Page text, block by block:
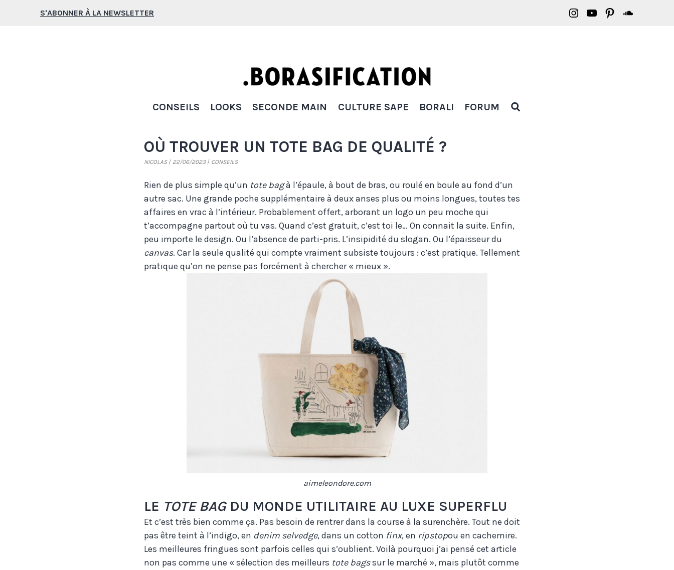
S'ABONNER À LA NEWSLETTER
Borasification
Borasification
Borasification
Borasification
CONSEILS LOOKS SECONDE MAIN CULTURE SAPE BORALI FORUM
OÙ TROUVER UN TOTE BAG DE QUALITÉ ?
NICOLAS 22/06/2023 CONSEILS
Rien de plus simple qu’un tote bagà l’épaule, à bout de bras, ou roulé en boule au fond d’un
autre sac. Une grande poche supplémentaire à deux anses plus ou moins longues, toutes tes
affaires en vrac à l’intérieur. Probablement offert, arborant un logo un peu moche qui
t’accompagne partout où tu vas. Quand c’est gratuit, c’est toi le… On connait la suite. Enfin,
peu importe le design. Ou l’absence de parti-pris. L’insipidité du slogan. Ou l’épaisseur du
canvas. Car la seule qualité qui compte vraiment subsiste toujours : c’est pratique. Tellement
pratique qu’on ne pense pas forcément à chercher « mieux ».
aimeleondore.com
LE TOTE BAGDU MONDE UTILITAIRE AU LUXE SUPERFLU
Et c’est très bien comme ça. Pas besoin de rentrer dans la course à la surenchère. Tout ne doit
pas être teint à l’indigo, en denim selvedge, dans un cotton finx, en ripstopou en cachemire.
Les meilleures fringues sont parfois celles qui s’oublient. Voilà pourquoi j’ai pensé cet article
non pas comme une « sélection des meilleurs tote bagssur le marché », mais plutôt comme